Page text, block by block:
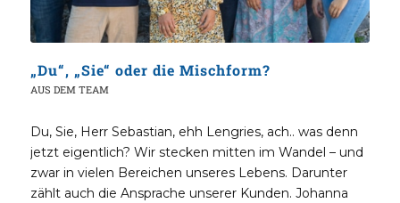
„Du“, „Sie“ oder die Mischform?
AUS DEM TEAM
Du, Sie, Herr Sebastian, ehh Lengries, ach.. was denn
jetzt eigentlich? Wir stecken mitten im Wandel – und
zwar in vielen Bereichen unseres Lebens. Darunter
zählt auch die Ansprache unserer Kunden. Johanna